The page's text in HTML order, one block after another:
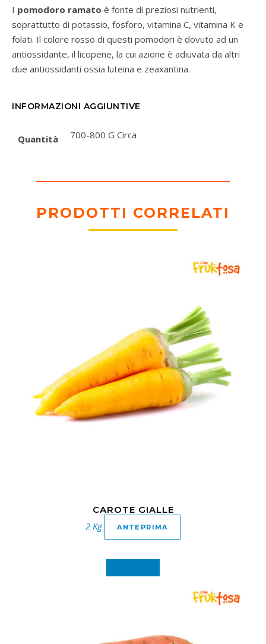
I pomodoro ramato è fonte di preziosi nutrienti,
soprattutto di potassio, fosforo, vitamina C, vitamina K e
folati. Il colore rosso di questi pomodori è dovuto ad un
antiossidante, il licopene, la cui azione è adiuvata da altri
due antiossidanti ossia luteina e zeaxantina.
INFORMAZIONI AGGIUNTIVE
Quantità 700-800 G Circa
PRODOTTI CORRELATI
CAROTE GIALLE
2 Kg ANTEPRIMA